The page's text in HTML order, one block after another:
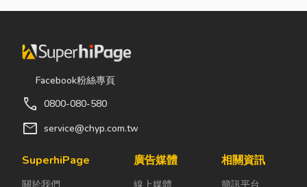
天都在使用的
實，一扇好的
門窗不只是遮
風避雨而已，
安全、採光、
通風與生活品
氣候潮濕多
的硬體運算平
自動化或升級
用桌機湊合。
機無法應付高
的嘉義挖土
言，從農田整
Facebook粉絲專頁
call 0800-080-580
mail service@chyp.com.tw
SuperhiPage
關於我們
廣告媒體
線上媒體
相關資訊
簡訊平台